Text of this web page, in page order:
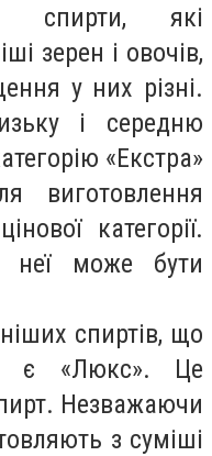
спирти, які
зерен і овочів,
у них різні.
і середню
«Екстра»
виготовлення
категорії.
неї може бути
спиртів, що
є «Люкс». Це
Незважаючи
з суміші